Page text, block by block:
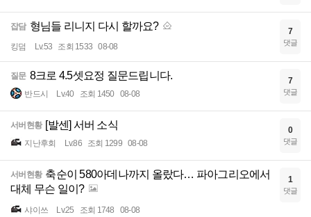
잡담 형님들 리니지 다시 할까요?
킹덤 Lv.53 조회 1533 08-08
7
댓글
질문 8크로 4.5셋요정 질문드립니다.
반드시 Lv.40 조회 1450 08-08
7
댓글
서버현황 [발센] 서버 소식
지난후회 Lv.86 조회 1299 08-08
0
댓글
서버현황 축순이 580아데나까지 올랐다… 파아그리오에서
대체 무슨 일이?
샤이쓰 Lv.25 조회 1748 08-08
1
댓글